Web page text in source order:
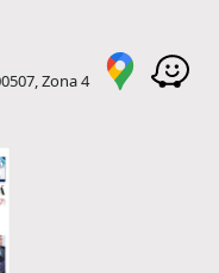
Zona 4